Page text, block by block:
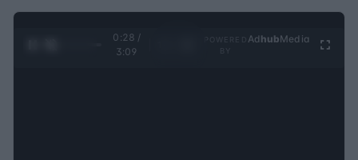
0:29 /
3:09
Ad hubMedia